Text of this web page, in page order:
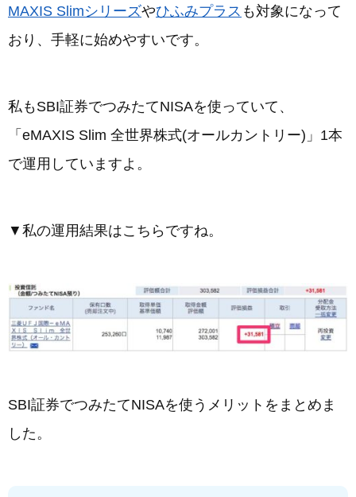
MAXIS Slimシリーズやひふみプラス も対象になって
おり、手軽に始めやすいです。
私もSBI証券でつみたてNISAを使っていて、
「eMAXIS Slim 全世界株式(オールカントリー)」1本
で運用していますよ。
▼私の運用結果はこちらですね。
SBI証券でつみたてNISAを使うメリットをまとめま
した。